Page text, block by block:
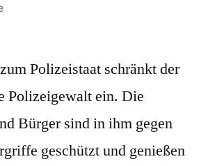
zu
Rechtsstaats,
Polizeistaat schränkt der
Polizeigewalt ein. Die
Bürger sind in ihm gegen
geschützt und genießen